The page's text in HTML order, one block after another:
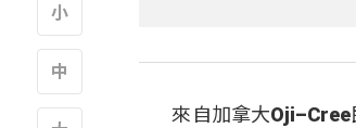
來自加拿大